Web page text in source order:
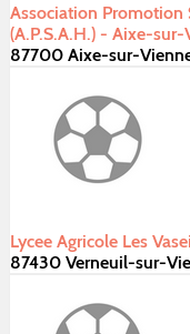
Association Promotion
(A.P.S.A.H.) - Aixe-sur-
87700 Aixe-sur-
Lycee Agricole Les
87430 Verneuil-sur-